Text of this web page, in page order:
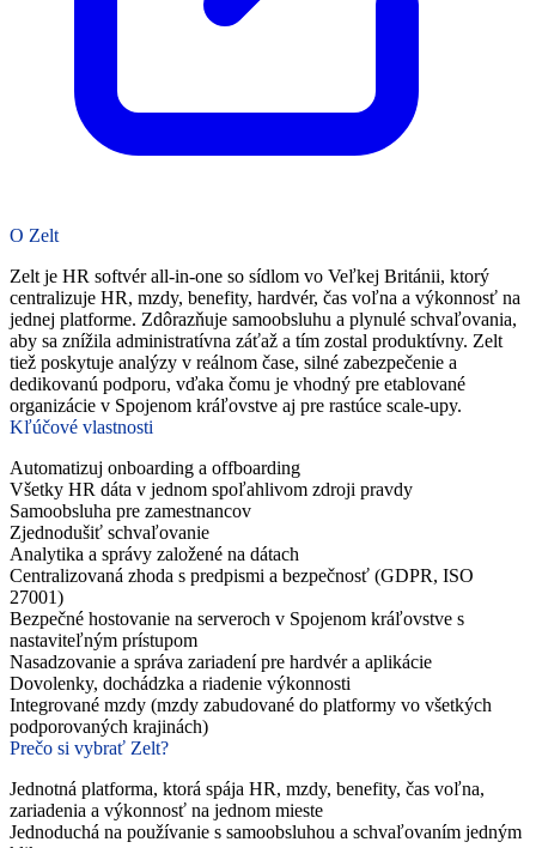
O Zelt
Zelt je HR softvér all-in-one so sídlom vo Veľkej Británii, ktorý
centralizuje HR, mzdy, benefity, hardvér, čas voľna a výkonnosť na
jednej platforme. Zdôrazňuje samoobsluhu a plynulé schvaľovania,
aby sa znížila administratívna záťaž a tím zostal produktívny. Zelt
tiež poskytuje analýzy v reálnom čase, silné zabezpečenie a
dedikovanú podporu, vďaka čomu je vhodný pre etablované
organizácie v Spojenom kráľovstve aj pre rastúce scale-upy.
Kľúčové vlastnosti
Automatizuj onboarding a offboarding
Všetky HR dáta v jednom spoľahlivom zdroji pravdy
Samoobsluha pre zamestnancov
Zjednodušiť schvaľovanie
Analytika a správy založené na dátach
Centralizovaná zhoda s predpismi a bezpečnosť (GDPR, ISO
27001)
Bezpečné hostovanie na serveroch v Spojenom kráľovstve s
nastaviteľným prístupom
Nasadzovanie a správa zariadení pre hardvér a aplikácie
Dovolenky, dochádzka a riadenie výkonnosti
Integrované mzdy (mzdy zabudované do platformy vo všetkých
podporovaných krajinách)
Prečo si vybrať Zelt?
Jednotná platforma, ktorá spája HR, mzdy, benefity, čas voľna,
zariadenia a výkonnosť na jednom mieste
Jednoduchá na používanie s samoobsluhou a schvaľovaním jedným